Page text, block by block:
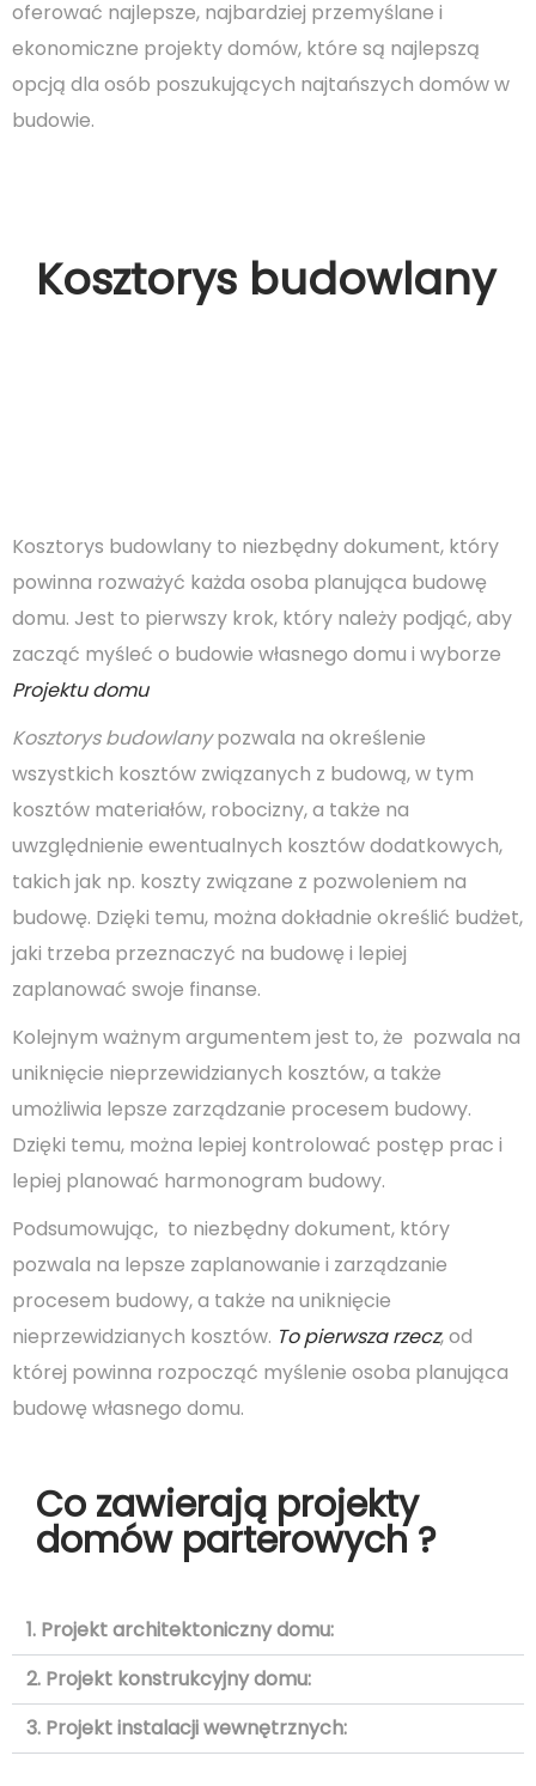
oferować najlepsze, najbardziej przemyślane i
ekonomiczne projekty domów, które są najlepszą
opcją dla osób poszukujących najtańszych domów w
budowie.
Kosztorys budowlany
Kosztorys budowlany to niezbędny dokument, który
powinna rozważyć każda osoba planująca budowę
domu. Jest to pierwszy krok, który należy podjąć, aby
zacząć myśleć o budowie własnego domu i wyborze
Projektu domu
Kosztorys budowlanypozwala na określenie
wszystkich kosztów związanych z budową, w tym
kosztów materiałów, robocizny, a także na
uwzględnienie ewentualnych kosztów dodatkowych,
takich jak np. koszty związane z pozwoleniem na
budowę. Dzięki temu, można dokładnie określić budżet,
jaki trzeba przeznaczyć na budowę i lepiej
zaplanować swoje finanse.
Kolejnym ważnym argumentem jest to, że pozwala na
uniknięcie nieprzewidzianych kosztów, a także
umożliwia lepsze zarządzanie procesem budowy.
Dzięki temu, można lepiej kontrolować postęp prac i
lepiej planować harmonogram budowy.
Podsumowując, to niezbędny dokument, który
pozwala na lepsze zaplanowanie i zarządzanie
procesem budowy, a także na uniknięcie
nieprzewidzianych kosztów. To pierwsza rzecz, od
której powinna rozpocząć myślenie osoba planująca
budowę własnego domu.
Co zawierają projekty
domów parterowych ?
1. Projekt architektoniczny domu:
2. Projekt konstrukcyjny domu:
3. Projekt instalacji wewnętrznych: